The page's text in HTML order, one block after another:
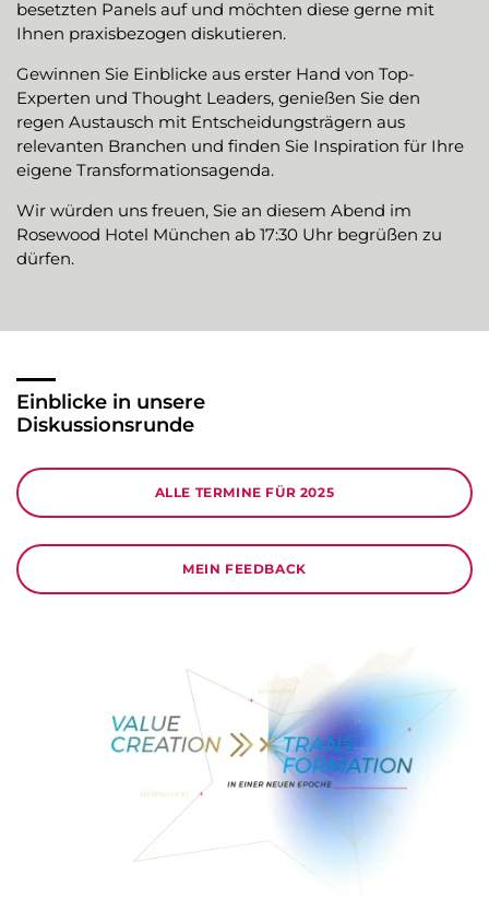
besetzten Panels auf und möchten diese gerne mit
Ihnen praxisbezogen diskutieren.
Gewinnen Sie Einblicke aus erster Hand von Top-
Experten und Thought Leaders, genießen Sie den
regen Austausch mit Entscheidungsträgern aus
relevanten Branchen und finden Sie Inspiration für Ihre
eigene Transformationsagenda.
Wir würden uns freuen, Sie an diesem Abend im
Rosewood Hotel München ab 17:30 Uhr begrüßen zu
dürfen.
Einblicke in unsere
Diskussionsrunde
ALLE TERMINE FÜR 2025
MEIN FEEDBACK